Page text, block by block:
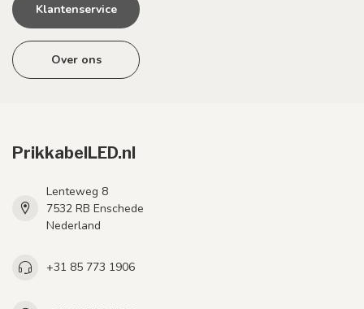
Klantenservice
Over ons
PrikkabelLED.nl
Lenteweg 8
7532 RB Enschede
Nederland
+31 85 773 1906